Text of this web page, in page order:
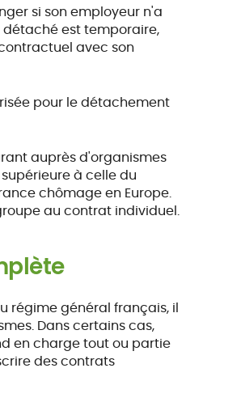
si son employeur n'a
est temporaire,
avec son
pour le détachement
auprès d'organismes
à celle du
chômage en Europe.
au contrat individuel.
régime général français, il
Dans certains cas,
en charge tout ou partie
des contrats